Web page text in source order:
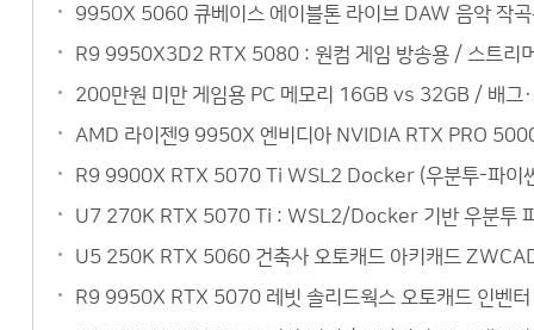
9950X 5060 큐베이스 에이블톤 라이브 DAW 음악 작
R9 9950X3D2 RTX 5080 : 원컴 게임 방송용 / 스트리
200만원 미만 게임용 PC 메모리 16GB vs 32GB / 배그
AMD 라이젠9 9950X 엔비디아 NVIDIA RTX PRO
R9 9900X RTX 5070 Ti WSL2 Docker (우분투-파이
U7 270K RTX 5070 Ti : WSL2/Docker 기반 우분투 파
U5 250K RTX 5060 건축사 오토캐드 아키캐드
R9 9950X RTX 5070 레빗 솔리드웍스 오토캐드 인벤